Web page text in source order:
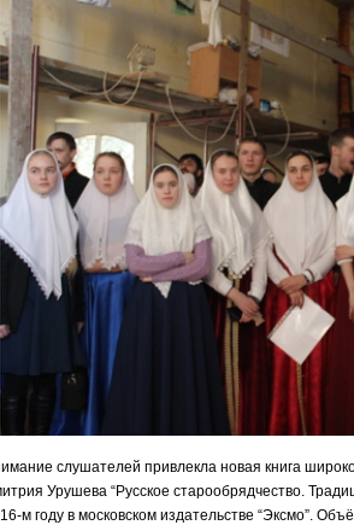
слушателей привлекла новая книга
Урушева “Русское старообрядчество.
м году в московском издательстве “Эксмо”.